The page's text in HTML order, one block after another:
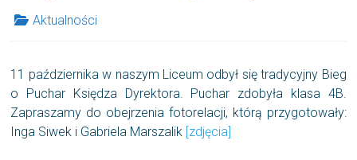
Aktualności
11 października w naszym Liceum odbył się tradycyjny Bieg
o Puchar Księdza Dyrektora. Puchar zdobyła klasa 4B.
Zapraszamy do obejrzenia fotorelacji, którą przygotowały:
Inga Siwek i Gabriela Marszalik [zdjęcia]